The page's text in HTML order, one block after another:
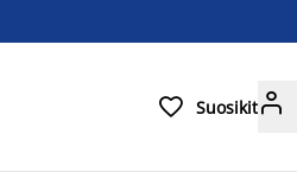
 Suosikit